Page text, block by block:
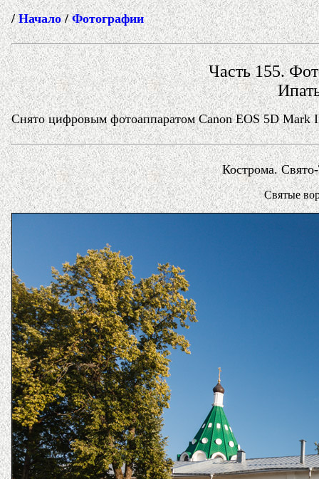
/Начало/Фотографии
Часть 155.
Снято цифровым фотоаппаратом Canon EOS 5D Mark
Кострома.
Святые